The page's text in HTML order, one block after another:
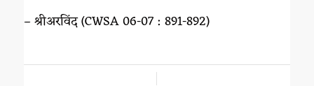
– श्रीअरविंद (CWSA 06-07 : 891-892)